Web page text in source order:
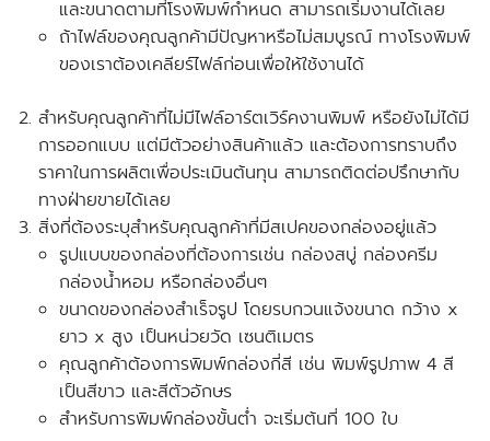
และขนาดตามที่โรงพิมพ์กำหนด สามารถเริ่มงานได้เลย
ถ้าไฟล์ของคุณลูกค้ามีปัญหาหรือไม่สมบูรณ์ ทางโรงพิมพ์
ของเราต้องเคลียร์ไฟล์ก่อนเพื่อให้ใช้งานได้
สำหรับคุณลูกค้าที่ไม่มีไฟล์อาร์ตเวิร์คงานพิมพ์ หรือยังไม่ได้มี
การออกแบบ แต่มีตัวอย่างสินค้าแล้ว และต้องการทราบถึง
ราคาในการผลิตเพื่อประเมินต้นทุน สามารถติดต่อปรึกษากับ
ทางฝ่ายขายได้เลย
สิ่งที่ต้องระบุสำหรับคุณลูกค้าที่มีสเปคของกล่องอยู่แล้ว
รูปแบบของกล่องที่ต้องการเช่น กล่องสบู่ กล่องครีม
กล่องน้ำหอม หรือกล่องอื่นๆ
ขนาดของกล่องสำเร็จรูป โดยรบกวนแจ้งขนาด กว้าง x
ยาว x สูง เป็นหน่วยวัด เซนติเมตร
คุณลูกค้าต้องการพิมพ์กล่องกี่สี เช่น พิมพ์รูปภาพ 4 สี
เป็นสีขาว และสีตัวอักษร
สำหรับการพิมพ์กล่องขั้นต่ำ จะเริ่มต้นที่ 100 ใบ